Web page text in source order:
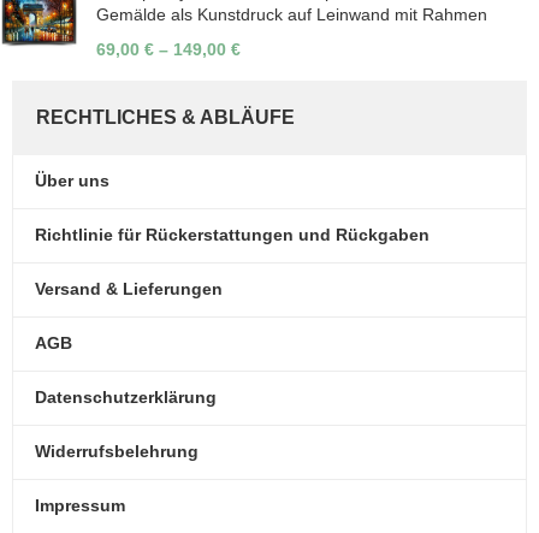
Gemälde als Kunstdruck auf Leinwand mit Rahmen
69,00 € – 149,00 €
RECHTLICHES & ABLÄUFE
Über uns
Richtlinie für Rückerstattungen und Rückgaben
Versand & Lieferungen
AGB
Datenschutzerklärung
Widerrufsbelehrung
Impressum